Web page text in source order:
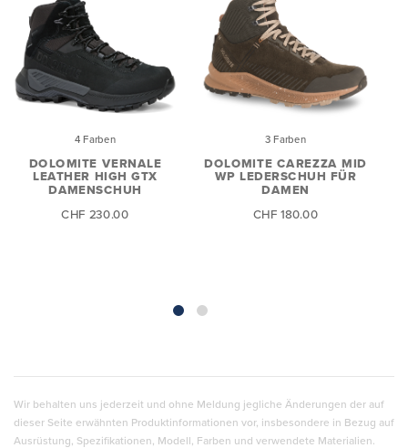
4 Farben
DOLOMITE VERNALE
LEATHER HIGH GTX
DAMENSCHUH
CHF 230.00
3 Farben
DOLOMITE CAREZZA MID
WP LEDERSCHUH FÜR
DAMEN
CHF 180.00
Wir behalten uns jederzeit und ohne Meldung jegliche Änderungen der auf
dieser Seite erwähnten Produktinformationen vor, insbesondere in Bezug auf
Ausrüstung, Spezifikationen, Modell, Farben und verwendete Materialien.